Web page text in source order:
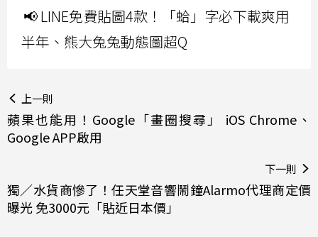
📢 LINE免費貼圖4款！「蛤」字必下載爽用
半年、熊大兔兔動態圖超Q
上一則
蘋果也能用！Google「畫圈搜尋」 iOS Chrome、
Google APP啟用
下一則
獨／水貨商慘了！任天堂音響鬧鐘Alarmo代理商定價
曝光 免3000元「貼近日本價」